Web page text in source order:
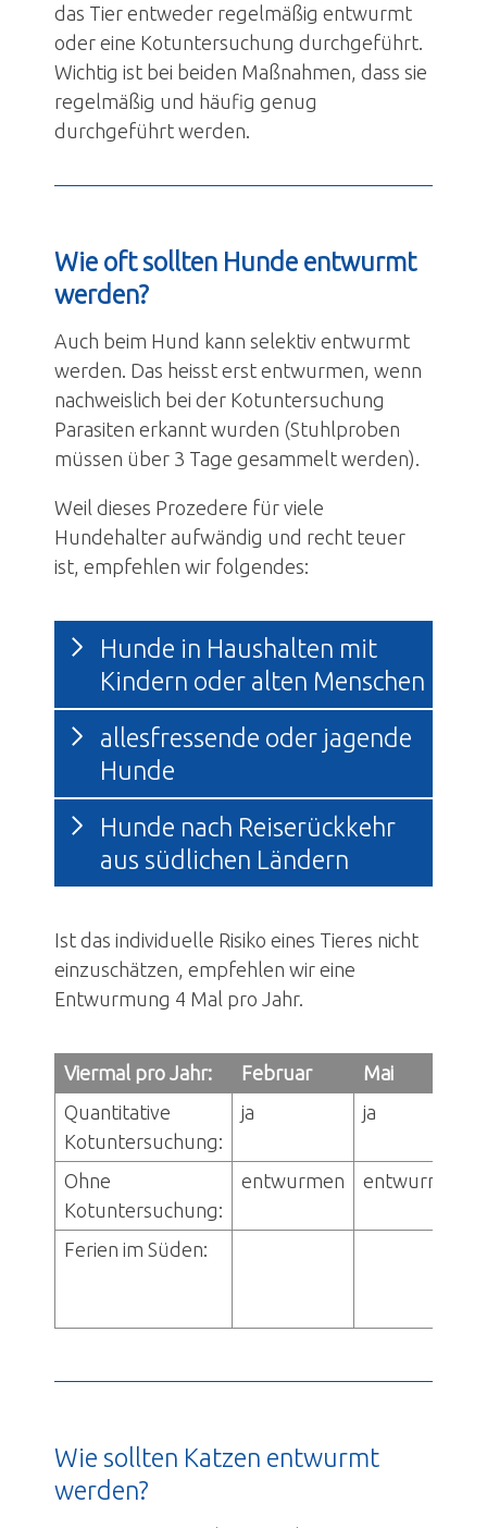
Notfall
Über uns
Kontakt
das Tier entweder regelmäßig entwurmt
oder eine Kotuntersuchung durchgeführt.
Wichtig ist bei beiden Maßnahmen, dass sie
regelmäßig und häufig genug
durchgeführt werden.
Wie oft sollten Hunde entwurmt
werden?
Auch beim Hund kann selektiv entwurmt
werden. Das heisst erst entwurmen, wenn
nachweislich bei der Kotuntersuchung
Parasiten erkannt wurden (Stuhlproben
müssen über 3 Tage gesammelt werden).
Weil dieses Prozedere für viele
Hundehalter aufwändig und recht teuer
ist, empfehlen wir folgendes:
Hunde in Haushalten mit
Kindern oder alten Menschen
allesfressende oder jagende
Hunde
Hunde nach Reiserückkehr
aus südlichen Ländern
Ist das individuelle Risiko eines Tieres nicht
einzuschätzen, empfehlen wir eine
Entwurmung 4 Mal pro Jahr.
Viermal pro Jahr: Februar Mai
Quantitative
Kotuntersuchung:
ja ja
Ohne
Kotuntersuchung:
entwurmen entwurmen
Ferien im Süden:
Wie sollten Katzen entwurmt
werden?